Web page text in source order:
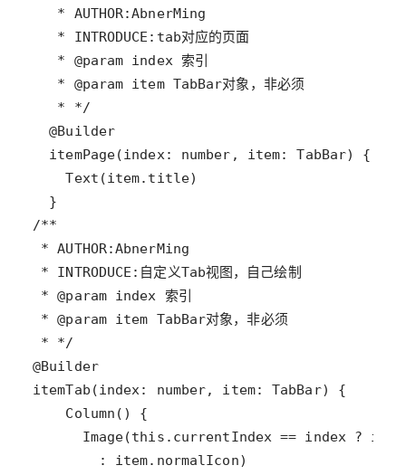
   * AUTHOR:AbnerMing
   * INTRODUCE:tab对应的页面
   * @param index 索引
   * @param item TabBar对象，非必须
   * */
@Builder
itemPage(index: number , item: TabBar
Text (item. title
/**
* AUTHOR:AbnerMing
* INTRODUCE:自定义Tab视图，自己绘制
* @param index 索引
* @param item TabBar对象，非必须
* */
@Builder
itemTab (index: number, item: TabBar
Column
Image(this . currentIndex == index ? item
        :
item. normalIcon